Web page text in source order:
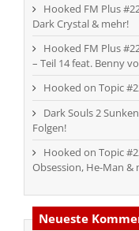
Hooked FM Plus
Dark Crystal & mehr!
Hooked FM Plus
– Teil 14 feat. Benny
Hooked on Topic
Dark Souls 2
Folgen!
Hooked on Topic
Obsession, He-Man &
Neueste